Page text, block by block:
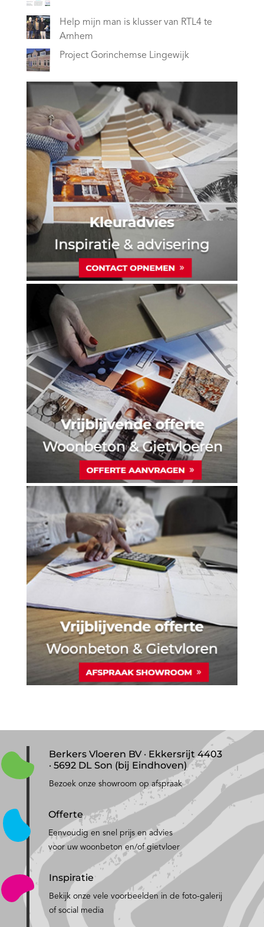
Help mijn man is klusser van RTL4 te
Arnhem
Project Gorinchemse Lingewijk
Berkers Vloeren BV · Ekkersrijt 4403
· 5692 DL Son (bij Eindhoven)
Bezoek onze showroom op afspraak
Offerte
Eenvoudig en snel prijs en advies
voor uw woonbeton en/of gietvloer
Inspiratie
Bekijk onze vele voorbeelden in de foto-galerij
of social media